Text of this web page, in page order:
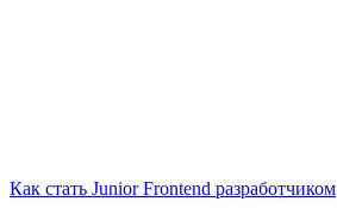
Как стать Junior Frontend разработчиком